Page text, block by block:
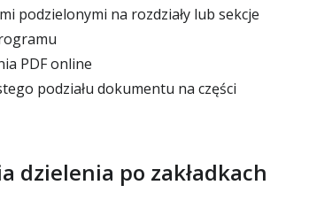
podzielonymi na rozdziały lub sekcje
PDF online
podziału dokumentu na części
dzielenia po zakładkach